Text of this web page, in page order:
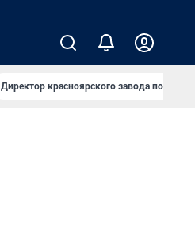
Директор красноярского завода под